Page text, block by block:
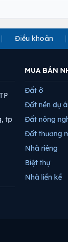
Điều khoản
tp
MUA BÁN
Đất ở
Đất nền dự
Đất nông
Đất thương
Nhà riêng
Biệt thự
Nhà liền kề